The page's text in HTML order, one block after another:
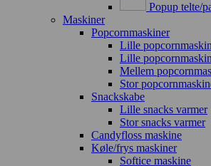
Popup telte/
Maskiner
Popcornmaskiner
Lille
Lille
Mellem
Stor
Snackskabe
Lille snacks varmer
Stor snacks varmer
Candyfloss maskine
Køle/frys maskiner
Softice maskine